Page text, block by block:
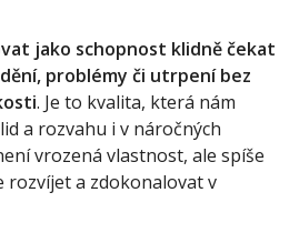
jako schopnost klidně čekat
problémy či utrpení bez
. Je to kvalita, která nám
a rozvahu i v náročných
vrozená vlastnost, ale spíše
rozvíjet a zdokonalovat v